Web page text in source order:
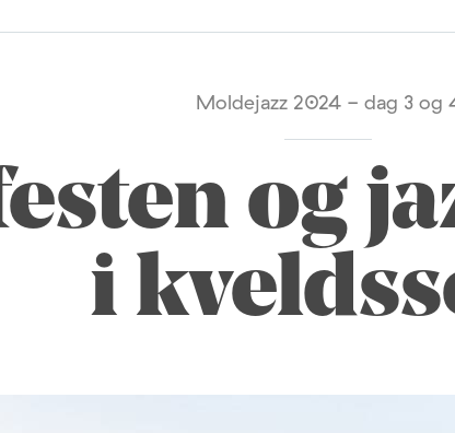
Moldejazz 2024 - dag 3 og
og
i